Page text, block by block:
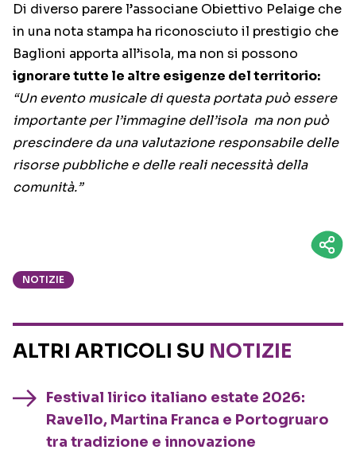
Di diverso parere l’associane Obiettivo Pelaige che
in una nota stampa ha riconosciuto il prestigio che
Baglioni apporta all’isola, ma non si possono
ignorare tutte le altre esigenze del territorio:
“Un evento musicale di questa portata può essere
importante per l’immagine dell’isola ma non può
prescindere da una valutazione responsabile delle
risorse pubbliche e delle reali necessità della
comunità.”
NOTIZIE
ALTRI ARTICOLI SU NOTIZIE
Festival lirico italiano estate 2026:
Ravello, Martina Franca e Portogruaro
tra tradizione e innovazione